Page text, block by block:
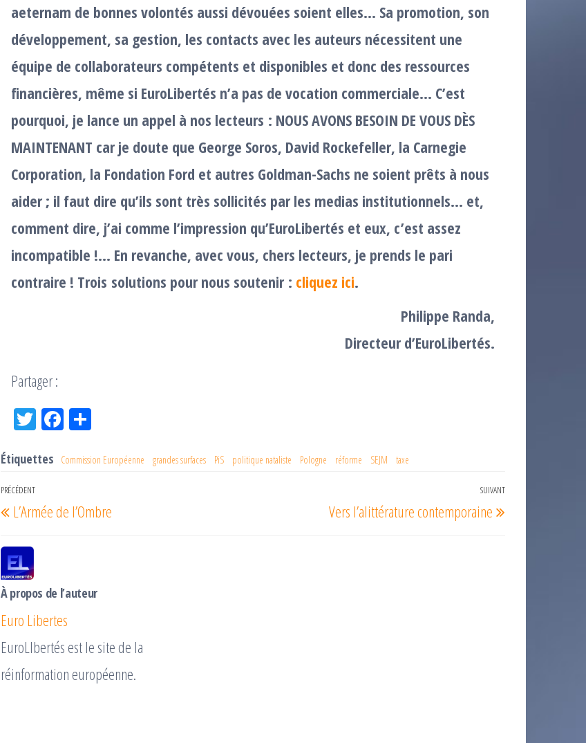
aeternam de bonnes volontés aussi dévouées soient elles… Sa promotion, son
développement, sa gestion, les contacts avec les auteurs nécessitent une
équipe de collaborateurs compétents et disponibles et donc des ressources
financières, même si EuroLibertés n’a pas de vocation commerciale… C’est
pourquoi, je lance un appel à nos lecteurs : NOUS AVONS BESOIN DE VOUS DÈS
MAINTENANT car je doute que George Soros, David Rockefeller, la Carnegie
Corporation, la Fondation Ford et autres Goldman-Sachs ne soient prêts à nous
aider ; il faut dire qu’ils sont très sollicités par les medias institutionnels… et,
comment dire, j’ai comme l’impression qu’EuroLibertés et eux, c’est assez
incompatible !… En revanche, avec vous, chers lecteurs, je prends le pari
contraire ! Trois solutions pour nous soutenir : cliquez ici.
Philippe Randa,
Directeur d’EuroLibertés.
Partager :
Tw
er
Fac
oo ge
Étiquettes Commission Européenne grandes surfaces PiS politique nataliste Pologne réforme SEJM taxe
Navigation
de
Article
précédent
PRÉCÉDENT
L’Armée de l’Ombre
Article
SUIVANT
Vers l’alittérature contemporaine
À propos de l’auteur
Euro Libertes
EuroLIbertés est le site de la
réinformation européenne.